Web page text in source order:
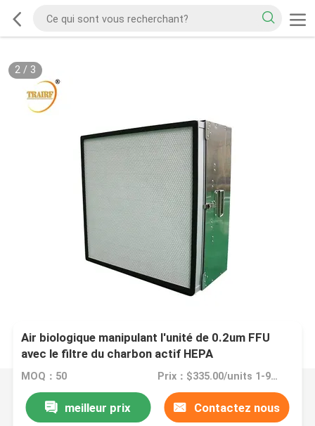
2/ 3
Air biologique manipulant l'unité de 0.2um FFU
avec le filtre du charbon actif HEPA
MOQ：50 Prix：$335.00/units 1-9 units
meilleur prix Contactez nous